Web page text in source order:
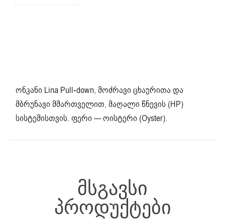
ონკანი Lina Pull-down, მოძრავი ცხაურითა და
მბრუნავი მმართველით, მაღალი წნევის (HP)
სისტემისთვის. ფერი — ოისტერი (Oyster).
ᲛᲡᲒᲐᲕᲡᲘ
ᲞᲠᲝᲓᲣᲥᲢᲔᲑᲘ